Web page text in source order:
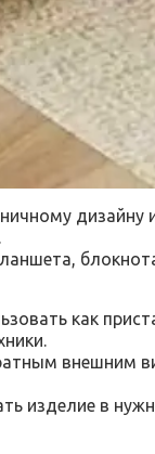
дизайну
как
внешним
изделие в